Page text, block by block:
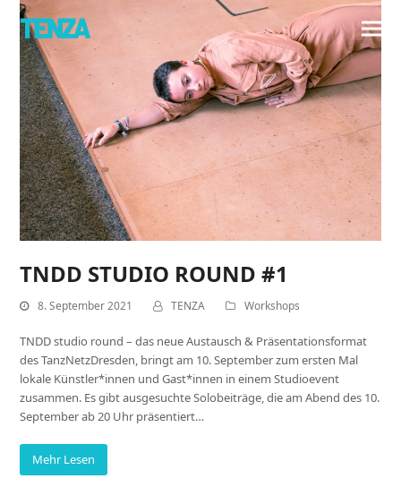
TNDD STUDIO ROUND #1
8. September 2021 TENZA Workshops
TNDD studio round – das neue Austausch & Präsentationsformat
des TanzNetzDresden, bringt am 10. September zum ersten Mal
lokale Künstler*innen und Gast*innen in einem Studioevent
zusammen. Es gibt ausgesuchte Solobeiträge, die am Abend des 10.
September ab 20 Uhr präsentiert…
Mehr Lesen